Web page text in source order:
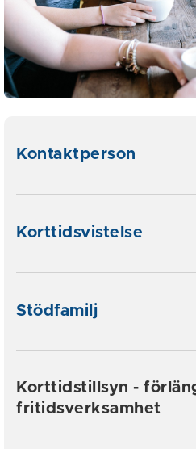
Kontaktperson
Korttidsvistelse
Stödfamilj
Korttidstillsyn -
fritidsverksamhet